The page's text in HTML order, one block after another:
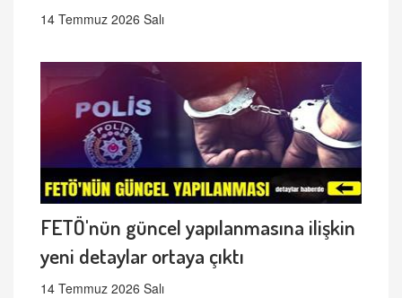
14 Temmuz 2026 Salı
FETÖ'nün güncel yapılanmasına ilişkin
yeni detaylar ortaya çıktı
14 Temmuz 2026 Salı